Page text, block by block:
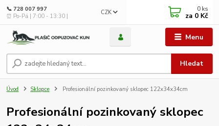
Menu
CZK
Hledat
📞 728 007 997
⏰ Po-Pá | 7:00 - 13:30 |
0 ks
za 0 Kč
Úvod Sklopce Profesionální pozinkovaný sklopec 122x34x34cm
Profesionální pozinkovaný sklopec